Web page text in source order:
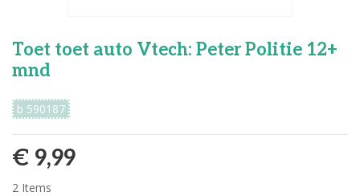
Toet toet auto Vtech: Peter Politie 12+
mnd
b 590187
€ 9,99
2 Items